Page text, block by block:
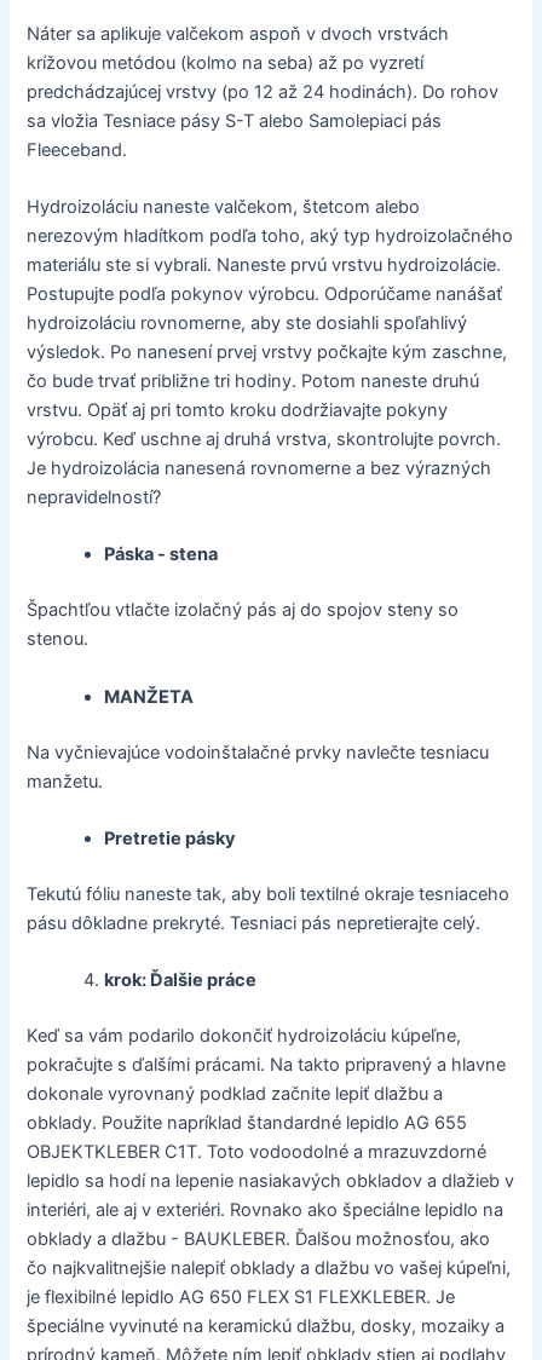
Náter sa aplikuje valčekom aspoň v dvoch vrstvách
krížovou metódou (kolmo na seba) až po vyzretí
predchádzajúcej vrstvy (po 12 až 24 hodinách). Do rohov
sa vložia Tesniace pásy S-T alebo Samolepiaci pás
Fleeceband.
Hydroizoláciu naneste valčekom, štetcom alebo
nerezovým hladítkom podľa toho, aký typ hydroizolačného
materiálu ste si vybrali. Naneste prvú vrstvu hydroizolácie.
Postupujte podľa pokynov výrobcu. Odporúčame nanášať
hydroizoláciu rovnomerne, aby ste dosiahli spoľahlivý
výsledok. Po nanesení prvej vrstvy počkajte kým zaschne,
čo bude trvať približne tri hodiny. Potom naneste druhú
vrstvu. Opäť aj pri tomto kroku dodržiavajte pokyny
výrobcu. Keď uschne aj druhá vrstva, skontrolujte povrch.
Je hydroizolácia nanesená rovnomerne a bez výrazných
nepravidelností?
Páska - stena
Špachtľou vtlačte izolačný pás aj do spojov steny so
stenou.
MANŽETA
Na vyčnievajúce vodoinštalačné prvky navlečte tesniacu
manžetu.
Pretretie pásky
Tekutú fóliu naneste tak, aby boli textilné okraje tesniaceho
pásu dôkladne prekryté. Tesniaci pás nepretierajte celý.
krok: Ďalšie práce
Keď sa vám podarilo dokončiť hydroizoláciu kúpeľne,
pokračujte s ďalšími prácami. Na takto pripravený a hlavne
dokonale vyrovnaný podklad začnite lepiť dlažbu a
obklady. Použite napríklad štandardné lepidlo AG 655
OBJEKTKLEBER C1T. Toto vodoodolné a mrazuvzdorné
lepidlo sa hodí na lepenie nasiakavých obkladov a dlažieb v
interiéri, ale aj v exteriéri. Rovnako ako špeciálne lepidlo na
obklady a dlažbu - BAUKLEBER. Ďalšou možnosťou, ako
čo najkvalitnejšie nalepiť obklady a dlažbu vo vašej kúpeľni,
je flexibilné lepidlo AG 650 FLEX S1 FLEXKLEBER. Je
špeciálne vyvinuté na keramickú dlažbu, dosky, mozaiky a
prírodný kameň. Môžete ním lepiť obklady stien aj podlahy